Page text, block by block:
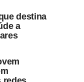
destina
a